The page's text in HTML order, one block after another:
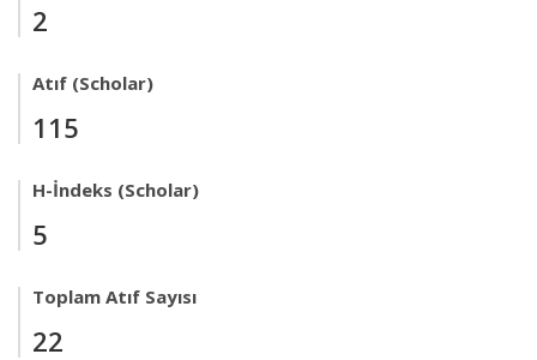
2
Atıf (Scholar)
115
H-İndeks (Scholar)
5
Toplam Atıf Sayısı
22